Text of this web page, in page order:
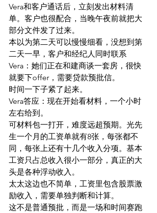
Vera和客户通话后，立刻发出材料清
单。客户也很配合，当晚午夜前就把大
部分文件发了过来。
本以为第二天可以慢慢细看，没想到第
二天一早，客户和经纪人同时联系
Vera：她们正在和建商谈一套房，很快
就要下offer，需要贷款预批信。
时间一下子紧了起来。
Vera答应：现在开始看材料，一个小时
左右给到。
可材料包一打开，难度远超预期。光先
生一个月的工资单就有8张，每张都不
同，每张上还有十几个收入分项。基本
工资只占总收入很小一部分，真正的大
头是各种浮动收入。
太太这边也不简单，工资里包含股票激
励收入，需要单独判断和计算。
这不是普通预批，而是一场和时间赛跑